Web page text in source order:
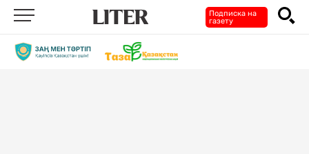
Подписка на
газету